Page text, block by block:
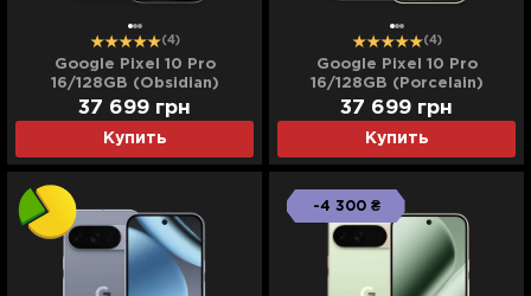
(4)
Google Pixel 10 Pro
16/128GB (Obsidian)
Купить
37 699 грн
(4)
Google Pixel 10 Pro
16/128GB (Porcelain)
Купить
37 699 грн
-4 300 ₴